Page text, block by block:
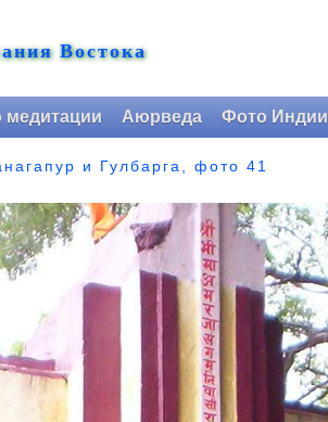
Востока
медитации Аюрведа Фото Индии
и Гулбарга, фото 41